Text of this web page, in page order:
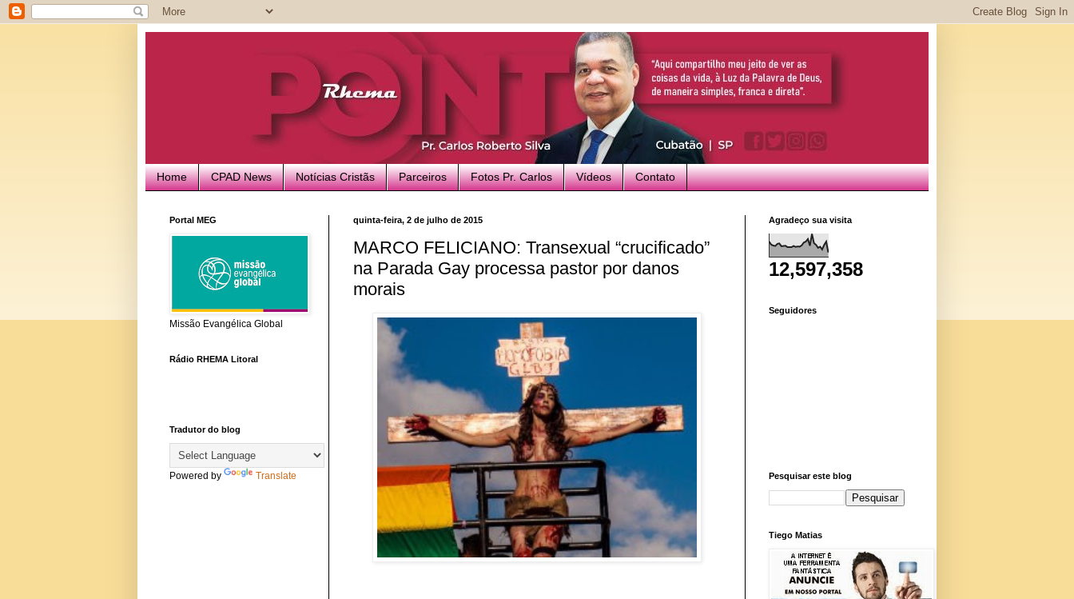
Home CPAD News Notícias Cristãs Parceiros Fotos Pr. Carlos Vídeos Contato
quinta-feira, 2 de julho de 2015
MARCO FELICIANO: Transexual “crucificado”
na Parada Gay processa pastor por danos
morais
Portal MEG
Missão Evangélica Global
Rádio RHEMA Litoral
Tradutor do blog
Powered by Translate
Agradeço sua visita
12,597,358
Seguidores
Pesquisar este blog
Tiego Matias